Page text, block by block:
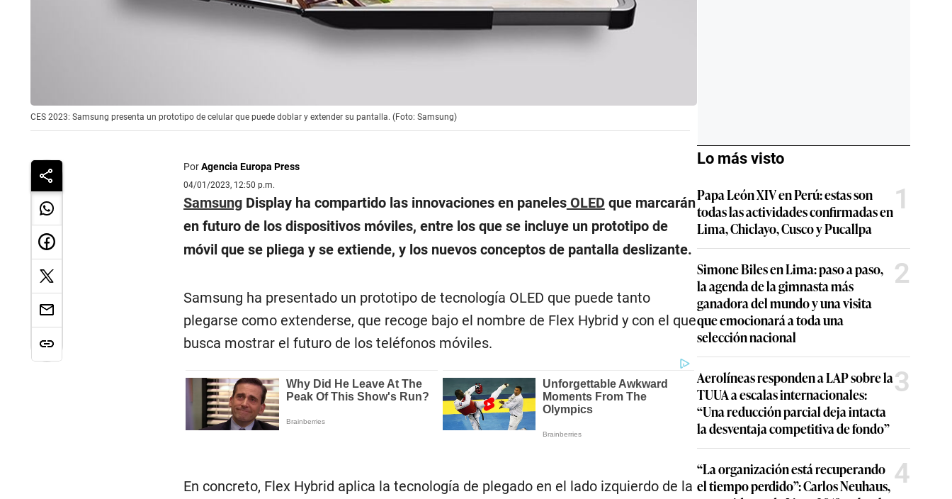
CES 2023: Samsung presenta un prototipo de celular que puede doblar y extender su pantalla. (Foto: Samsung)
PorAgencia Europa Press
04/01/2023, 12:50 p.m.
SamsungDisplay ha compartido las innovaciones en panelesOLEDque marcarán
en futuro de los dispositivos móviles, entre los que se incluye un prototipo de
móvil que se pliega y se extiende, y los nuevos conceptos de pantalla deslizante.
Samsung ha presentado un prototipo de tecnología OLED que puede tanto
plegarse como extenderse, que recoge bajo el nombre de Flex Hybrid y con el que
busca mostrar el futuro de los teléfonos móviles.
En concreto, Flex Hybrid aplica la tecnología de plegado en el lado izquierdo de la
Lo más visto
Papa León XIV en Perú: estas son
todas las actividades confirmadas en
Lima, Chiclayo, Cusco y Pucallpa
1
Simone Biles en Lima: paso a paso,
la agenda de la gimnasta más
ganadora del mundo y una visita
que emocionará a toda una
selección nacional
2
Aerolíneas responden a LAP sobre la
TUUA a escalas internacionales:
“Una reducción parcial deja intacta
la desventaja competitiva de fondo”
3
“La organización está recuperando
el tiempo perdido”: Carlos Neuhaus, 4